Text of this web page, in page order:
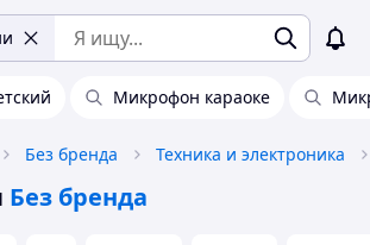
Микрофон караоке
Без бренда Техника и электроника
Без бренда